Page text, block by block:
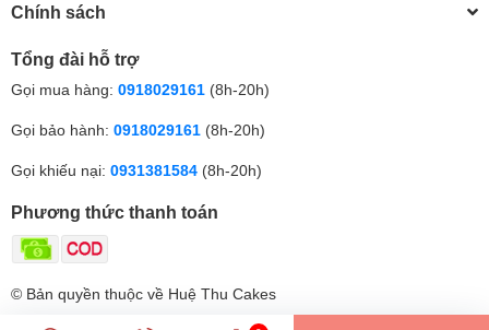
Chính sách
Tổng đài hỗ trợ
Gọi mua hàng: 0918029161 (8h-20h)
Gọi bảo hành: 0918029161 (8h-20h)
Gọi khiếu nại: 0931381584 (8h-20h)
Phương thức thanh toán
© Bản quyền thuộc về Huệ Thu Cakes